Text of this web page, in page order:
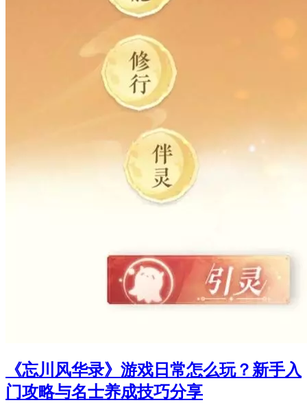
《忘川风华录》游戏日常怎么玩？新手入
门攻略与名士养成技巧分享